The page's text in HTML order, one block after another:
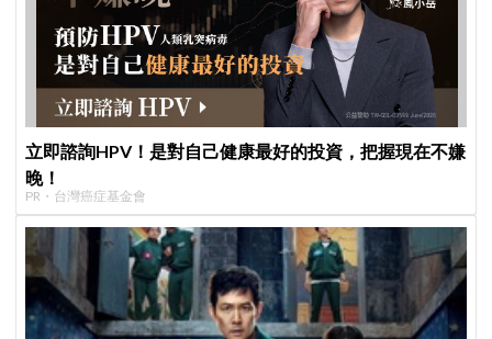
立即諮詢HPV！是對自己健康最好的投資，把握現在不嫌
晚！
PR・台灣癌症基金會